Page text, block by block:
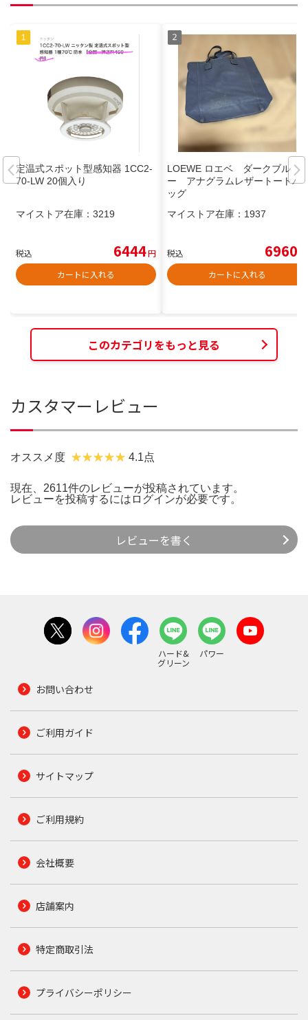
定温式スポット型感知器 1CC2-
70-LW 20個入り
マイストア在庫： 3219
税込 6444円
カートに入れる
LOEWE ロエベ ダークブル
ー アナグラムレザートートバ
ッグ
マイストア在庫： 1937
税込 6960
カートに入れる
このカテゴリをもっと見る
カスタマーレビュー
オススメ度 4.1点
現在、2611件のレビューが投稿されています。
レビューを投稿するには ログインが必要です。
レビューを書く
ハード&
グリーン
パワー
お問い合わせ
ご利用ガイド
サイトマップ
ご利用規約
会社概要
店舗案内
特定商取引法
プライバシーポリシー